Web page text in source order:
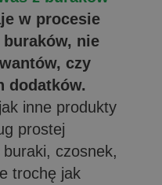
w procesie
nie
czy
dodatków.
inne produkty
prostej
czosnek,
trochę jak